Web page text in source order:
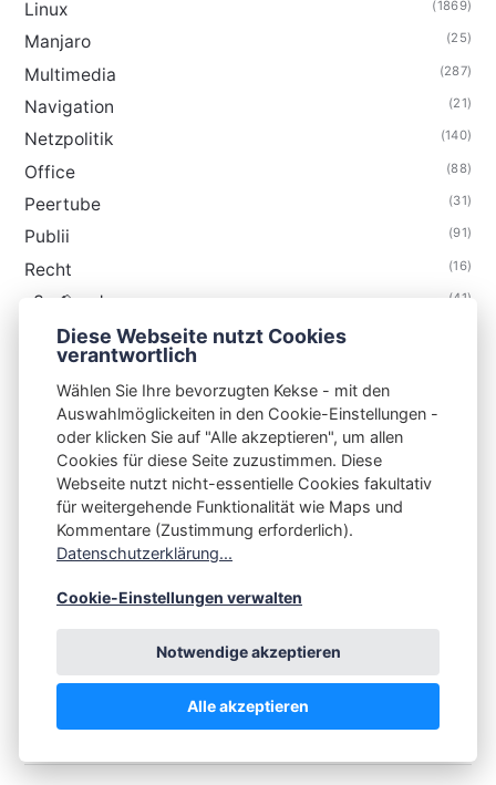
Linux (1869)
Manjaro (25)
Multimedia (287)
Navigation (21)
Netzpolitik (140)
Office (88)
Peertube (31)
Publii (91)
Recht (16)
s3n📢pod (41)
s3n📺tube
Selfhosting
Sicherheit
Technik
Thunderbird
S3N🧩NET
Beschwerden
Planet Publii
Diese Webseite nutzt Cookies
verantwortlich
Wählen Sie Ihre bevorzugten Kekse - mit den
Auswahlmöglickeiten in den Cookie-Einstellungen -
oder klicken Sie auf "Alle akzeptieren", um allen
Cookies für diese Seite zuzustimmen. Diese
Webseite nutzt nicht-essentielle Cookies fakultativ
für weitergehende Funktionalität wie Maps und
Kommentare (Zustimmung erforderlich).
Datenschutzerklärung...
Cookie-Einstellungen verwalten
Notwendige akzeptieren
Alle akzeptieren